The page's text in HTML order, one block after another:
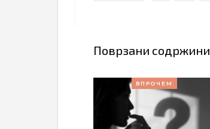
Поврзани содржини
ВПРОЧЕМ